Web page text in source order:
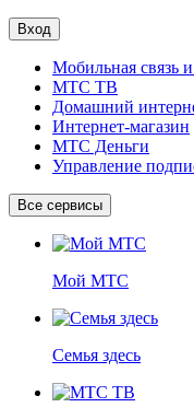
Вход
Мобильная связь
МТС ТВ
Домашний
Интернет-магазин
МТС Деньги
Управление
Все сервисы
Мой МТС
Семья здесь